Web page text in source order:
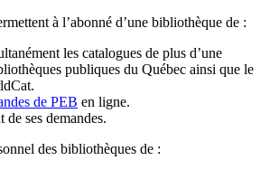
à l’abonné d’une bibliothèque de :
les catalogues de plus d’une
publiques du Québec ainsi que le
de PEB en ligne.
de ses demandes.
des bibliothèques de :